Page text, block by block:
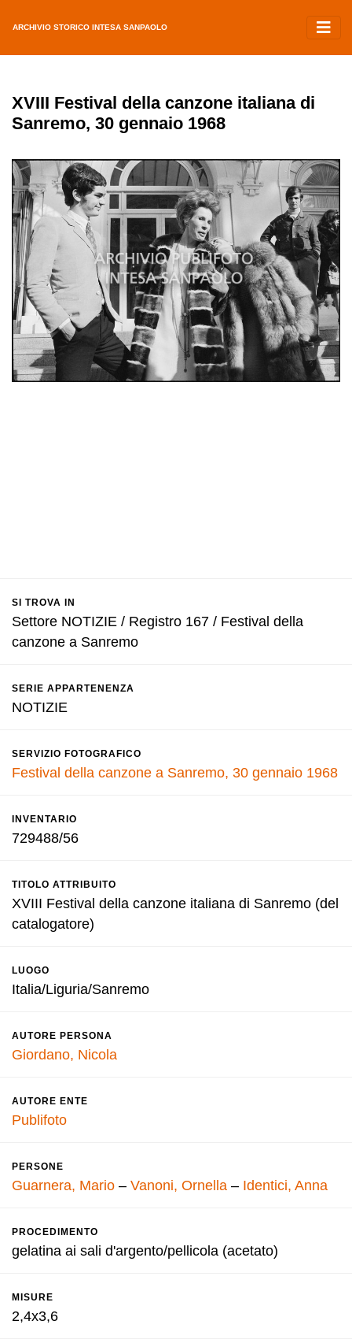
ARCHIVIO STORICO INTESA SANPAOLO
XVIII Festival della canzone italiana di
Sanremo, 30 gennaio 1968
SI TROVA IN
Settore NOTIZIE / Registro 167 / Festival della
canzone a Sanremo
SERIE APPARTENENZA
NOTIZIE
SERVIZIO FOTOGRAFICO
Festival della canzone a Sanremo, 30 gennaio 1968
INVENTARIO
729488/56
TITOLO ATTRIBUITO
XVIII Festival della canzone italiana di Sanremo (del
catalogatore)
LUOGO
Italia/Liguria/Sanremo
AUTORE PERSONA
Giordano, Nicola
AUTORE ENTE
Publifoto
PERSONE
Guarnera, Mario – Vanoni, Ornella – Identici, Anna
PROCEDIMENTO
gelatina ai sali d'argento/pellicola (acetato)
MISURE
2,4x3,6